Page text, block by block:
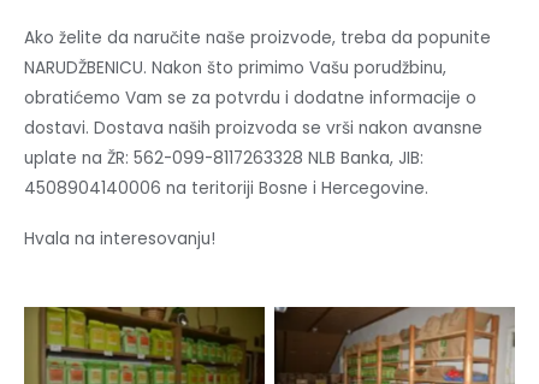
Ako želite da naručite naše proizvode, treba da popunite
NARUDŽBENICU. Nakon što primimo Vašu porudžbinu,
obratićemo Vam se za potvrdu i dodatne informacije o
dostavi. Dostava naših proizvoda se vrši nakon avansne
uplate na ŽR: 562-099-8117263328 NLB Banka, JIB:
4508904140006 na teritoriji Bosne i Hercegovine.
Hvala na interesovanju!